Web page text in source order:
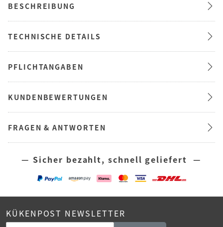
BESCHREIBUNG
TECHNISCHE DETAILS
PFLICHTANGABEN
KUNDENBEWERTUNGEN
FRAGEN & ANTWORTEN
— Sicher bezahlt, schnell geliefert —
KÜKENPOST NEWSLETTER